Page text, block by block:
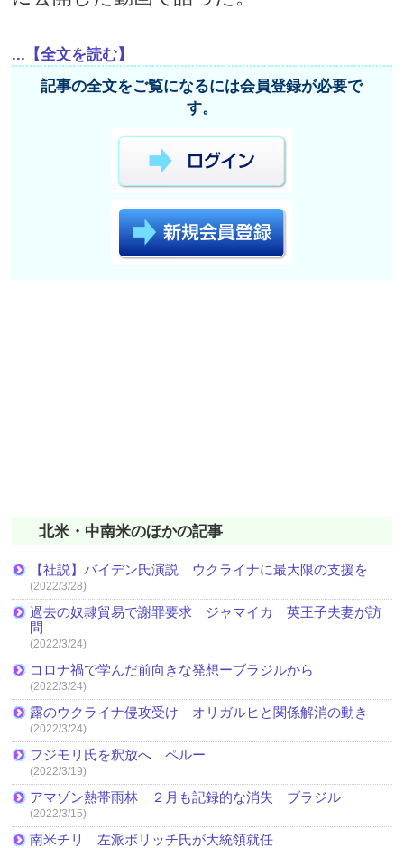
...【全文を読む】
記事の全文をご覧になるには会員登録が必要で
す。
北米・中南米のほかの記事
【社説】バイデン氏演説 ウクライナに最大限の支援を
(2022/3/28)
過去の奴隷貿易で謝罪要求 ジャマイカ 英王子夫妻が訪
問
(2022/3/24)
コロナ禍で学んだ前向きな発想ーブラジルから
(2022/3/24)
露のウクライナ侵攻受け オリガルヒと関係解消の動き
(2022/3/24)
フジモリ氏を釈放へ ペルー
(2022/3/19)
アマゾン熱帯雨林 ２月も記録的な消失 ブラジル
(2022/3/15)
南米チリ 左派ボリッチ氏が大統領就任